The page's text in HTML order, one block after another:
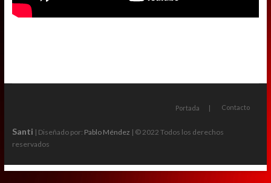
Portada Contacto
Santi | Diseñado por: Pablo Méndez | © 2022 Todos los derechos
reservados